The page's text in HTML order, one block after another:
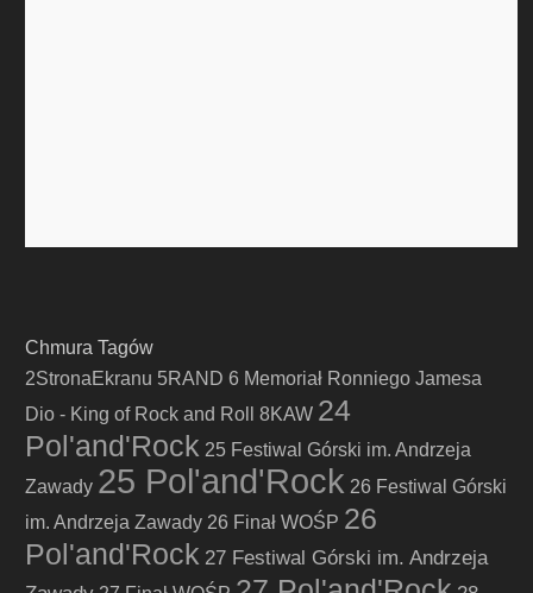
Chmura Tagów
2StronaEkranu 5RAND 6 Memoriał Ronniego Jamesa
Dio - King of Rock and Roll
8KAW 24
Pol'and'Rock 25 Festiwal Górski im. Andrzeja
Zawady 25 Pol'and'Rock 26 Festiwal Górski
im. Andrzeja Zawady 26 Finał WOŚP 26
Pol'and'Rock 27 Festiwal Górski im. Andrzeja